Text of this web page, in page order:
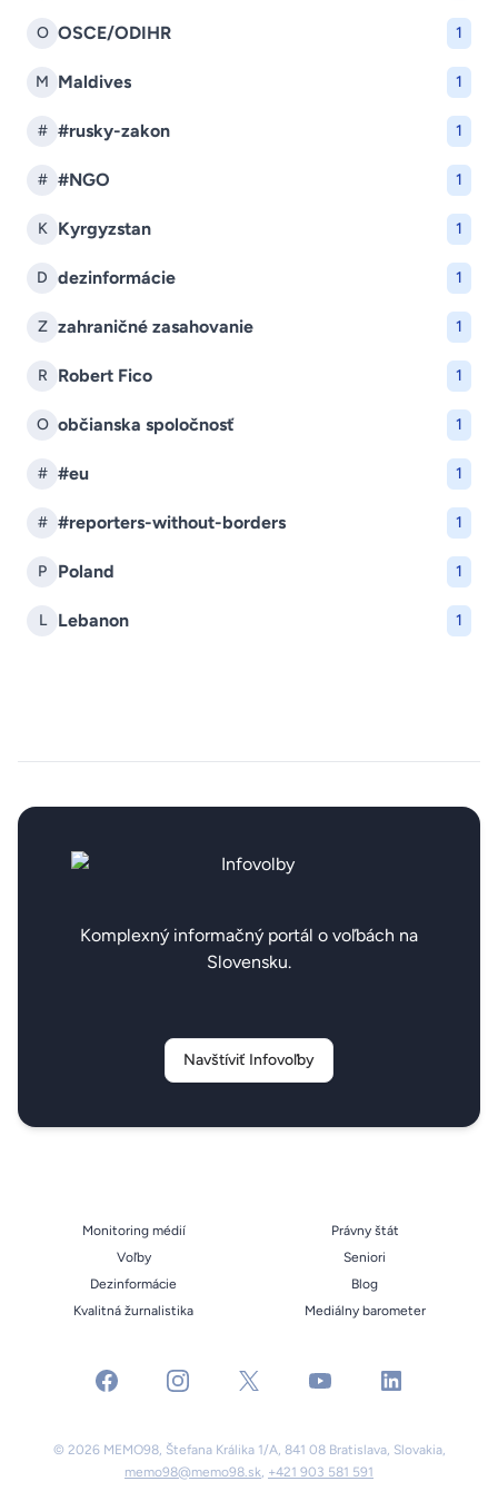
O OSCE/ODIHR 1
M Maldives 1
# #rusky-zakon 1
# #NGO 1
K Kyrgyzstan 1
D dezinformácie 1
Z zahraničné zasahovanie 1
R Robert Fico 1
O občianska spoločnosť 1
# #eu 1
# #reporters-without-borders 1
P Poland 1
L Lebanon 1
Komplexný informačný portál o voľbách na
Slovensku.
Navštíviť Infovoľby
Monitoring médií
Voľby
Dezinformácie
Kvalitná žurnalistika
Právny štát
Seniori
Blog
Mediálny barometer
facebook instagramx youtube linkedin
© 2026 MEMO98, Štefana Králika 1/A, 841 08 Bratislava, Slovakia,
memo98@memo98.sk, +421 903 581 591